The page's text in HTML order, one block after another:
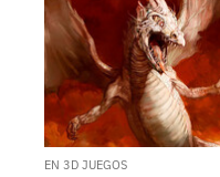
EN 3D JUEGOS